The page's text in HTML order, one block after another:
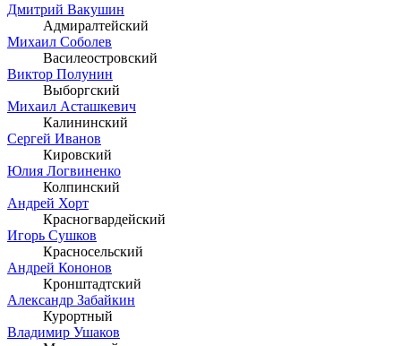
Дмитрий Вакушин
Адмиралтейский
Михаил Соболев
Василеостровский
Виктор Полунин
Выборгский
Михаил Асташкевич
Калининский
Сергей Иванов
Кировский
Юлия Логвиненко
Колпинский
Андрей Хорт
Красногвардейский
Игорь Сушков
Красносельский
Андрей Кононов
Кронштадтский
Александр Забайкин
Курортный
Владимир Ушаков